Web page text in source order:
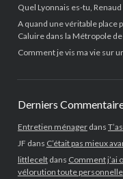
Quel Lyonnais es-tu,
A quand une véritable place
Caluire dans la Métropole de
Comment je vis ma vie sur
Derniers
Entretien ménagerdans
JF dans C’était pas mieux
littleceltdans Comment j’ai
vélorution toute personnelle